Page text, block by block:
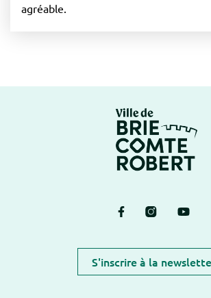
agréable.
Lien vers leLien vers
S'inscrire à la